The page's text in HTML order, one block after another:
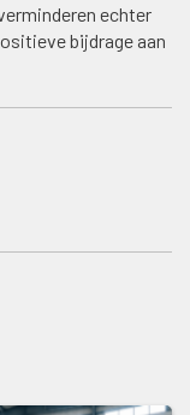
echter
bijdrage aan